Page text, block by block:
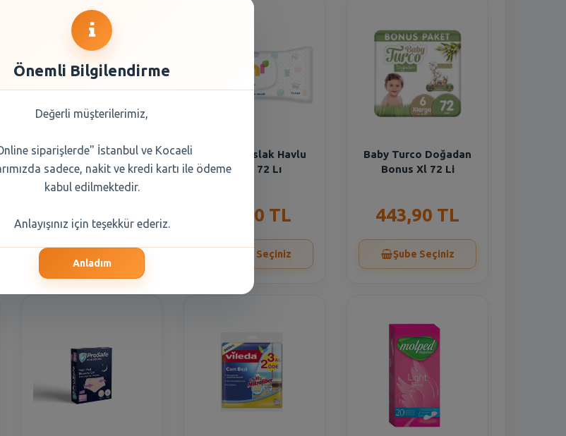
Keskinoğlu Yumurta L
Boy 20 Li (63-72 gr)
107,60 TL
Uni Baby Islak Havlu
Aktif 72 Lı
55,40 TL
Şube Seçiniz
Baby Turco Doğadan
Bonus Xl 72 Li
443,90 TL
Şube Seçiniz
Önemli Bilgilendirme
Değerli müşterilerimiz,
siparişlerde" İstanbul ve Kocaeli
sadece, nakit ve kredi kartı ile ödeme
kabul edilmektedir.
Anlayışınız için teşekkür ederiz.
Anladım